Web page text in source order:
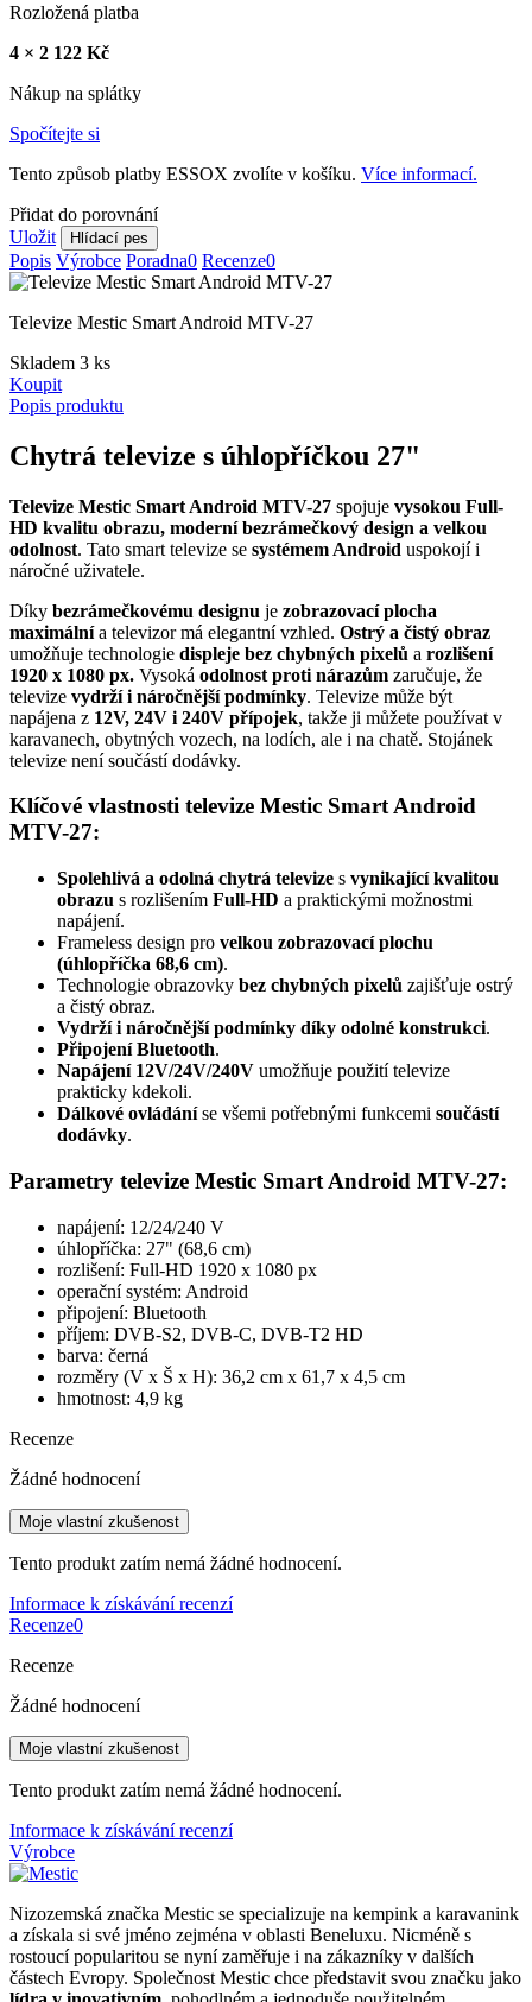
Rozložená platba
4 × 2 122 Kč
Nákup na splátky
Spočítejte si
Tento způsob platby ESSOX zvolíte v košíku. Více informací.
Přidat do porovnání
Uložit
Hlídací pes
Popis Výrobce Poradna0 Recenze0
Televize Mestic Smart Android MTV-27
Skladem 3 ks
Koupit
Popis produktu
Chytrá televize s úhlopříčkou 27"
Televize Mestic Smart Android MTV-27 spojuje vysokou Full-
HD kvalitu obrazu, moderní bezrámečkový design a velkou
odolnost. Tato smart televize se systémem Android uspokojí i
náročné uživatele.
Díky bezrámečkovému designu je zobrazovací plocha
maximálnía televizor má elegantní vzhled. Ostrý a čistý obraz
umožňuje technologie displeje bez chybných pixelů a rozlišení
1920 x 1080 px. Vysoká odolnost proti nárazům zaručuje, že
televize vydrží i náročnější podmínky. Televize může být
napájena z 12V, 24V i 240V přípojek, takže ji můžete používat v
karavanech, obytných vozech, na lodích, ale i na chatě. Stojánek
televize není součástí dodávky.
Klíčové vlastnosti televize Mestic Smart Android
MTV-27:
Spolehlivá a odolná chytrá televize s vynikající kvalitou
obrazu s rozlišením Full-HD a praktickými možnostmi
napájení.
Frameless design pro velkou zobrazovací plochu
(úhlopříčka 68,6 cm).
Technologie obrazovky bez chybných pixelů zajišťuje ostrý
a čistý obraz.
Vydrží i náročnější podmínky díky odolné konstrukci.
Připojení Bluetooth.
Napájení 12V/24V/240V umožňuje použití televize
prakticky kdekoli.
Dálkové ovládáníse všemi potřebnými funkcemi součástí
dodávky.
Parametry televize Mestic Smart Android MTV-27:
napájení: 12/24/240 V
úhlopříčka: 27" (68,6 cm)
rozlišení: Full-HD 1920 x 1080 px
operační systém: Android
připojení: Bluetooth
příjem: DVB-S2, DVB-C, DVB-T2 HD
barva: černá
rozměry (V x Š x H): 36,2 cm x 61,7 x 4,5 cm
hmotnost: 4,9 kg
Recenze
Žádné hodnocení
Moje vlastní zkušenost
Tento produkt zatím nemá žádné hodnocení.
Informace k získávání recenzí
Recenze0
Recenze
Žádné hodnocení
Moje vlastní zkušenost
Tento produkt zatím nemá žádné hodnocení.
Informace k získávání recenzí
Výrobce
Nizozemská značka Mestic se specializuje na kempink a karavanink
a získala si své jméno zejména v oblasti Beneluxu. Nicméně s
rostoucí popularitou se nyní zaměřuje i na zákazníky v dalších
částech Evropy. Společnost Mestic chce představit svou značku jako